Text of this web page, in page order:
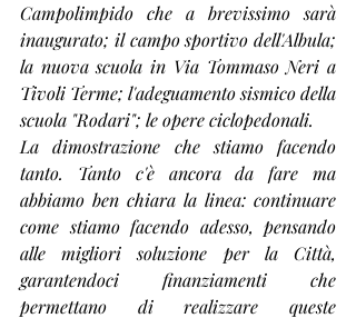
Campolimpido che a brevissimo sarà
inaugurato; il campo sportivo dell'Albula;
la nuova scuola in Via Tommaso Neri a
Tivoli Terme; l'adeguamento sismico della
scuola "Rodari"; le opere ciclopedonali.
La dimostrazione che stiamo facendo
tanto. Tanto c'è ancora da fare ma
abbiamo ben chiara la linea: continuare
come stiamo facendo adesso, pensando
alle migliori soluzione per la Città,
garantendoci finanziamenti che
permettano di realizzare queste